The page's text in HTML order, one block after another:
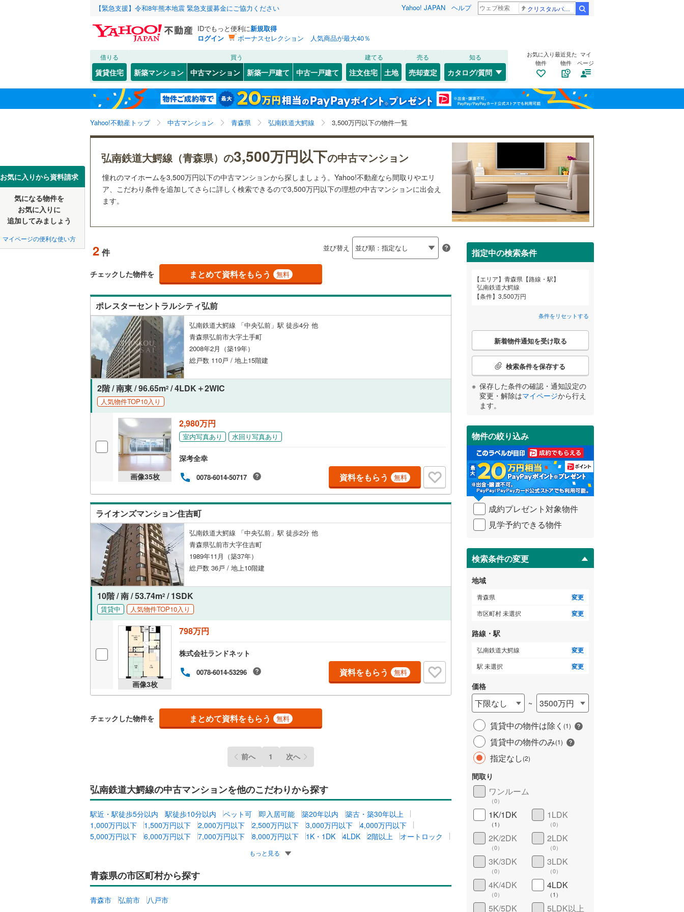
【緊急支援】令和8年熊本地震 緊急支援募金にご協力ください Yahoo! JAPAN ヘルプ クリスタルパレス 冨安健洋
IDでもっと便利に新規取得
ログイン
ボーナスセレクション 人気商品が最大40％
借りる
賃貸住宅
買う
新築マンション 中古マンション 新築一戸建て 中古一戸建て
建てる
注文住宅 土地
売る
売却査定
知る
カタログ/質問
お気に入り
物件
最近見た
物件
マイ
ページ
Yahoo!不動産トップ 中古マンション 青森県 弘南鉄道大鰐線 3,500万円以下の物件一覧
お気に入りから資料請求
気になる物件を
お気に入りに
追加してみましょう
マイページの便利な使い方
弘南鉄道大鰐線（青森県）の3,500万円以下の中古マンション
憧れのマイホームを3,500万円以下の中古マンションから探しましょう。Yahoo!不動産なら間取りやエリ
ア、こだわり条件を追加してさらに詳しく検索できるので3,500万円以下の理想の中古マンションに出会え
ます。
2 件 並び替え
チェックした物件を まとめて資料をもらう 無料
ポレスターセントラルシティ弘前
弘南鉄道大鰐線 「中央弘前」駅 徒歩4分 他
青森県弘前市大字土手町
2008年2月（築19年）
総戸数 110戸 / 地上15階建
2階 / 南東 / 96.65m2 / 4LDK＋2WIC
人気物件TOP10入り
画像35枚
2,980万円
室内写真あり 水回り写真あり
深考全幸
0078-6014-50717 資料をもらう 無料
ライオンズマンション住吉町
弘南鉄道大鰐線 「中央弘前」駅 徒歩2分 他
青森県弘前市大字住吉町
1989年11月（築37年）
総戸数 36戸 / 地上10階建
10階 / 南 / 53.74m2 / 1SDK
賃貸中 人気物件TOP10入り
画像3枚
798万円
株式会社ランドネット
0078-6014-53296 資料をもらう 無料
チェックした物件を まとめて資料をもらう 無料
前へ 1 次へ
弘南鉄道大鰐線の中古マンションを他のこだわりから探す
駅近・駅徒歩5分以内 駅徒歩10分以内 ペット可 即入居可能 築20年以内
築古・築30年以上
1,000万円以下
1,500万円以下 2,000万円以下 2,500万円以下 3,000万円以下
4,000万円以下
5,000万円以下
6,000万円以下 7,000万円以下 8,000万円以下 1K・1DK 4LDK 2階以上 オートロック
もっと見る
青森県の市区町村から探す
青森市 弘前市 八戸市
指定中の検索条件
エリア
青森県【路線・駅】
弘南鉄道大鰐線
条件
3,500万円
条件をリセットする
こ
検
条
件
受
け
取
る
・
条
件
を
イ
ペ
ジ
に
保
存
す
る
新着物件通知を受け取る
検索条件を保存する
保存した条件の確認・通知設定の
変更・解除はマイページから行え
ます。
物件の絞り込み
成約プレゼント対象物件
見学予約できる物件
検索条件の変更
地域
青森県 変更
市区町村 未選択 変更
路線・駅
弘南鉄道大鰐線 変更
駅 未選択 変更
価格
下限なし ~
3500万円
賃貸中の物件は除く (1)
賃貸中の物件のみ(1)
指定なし(2)
間取り
ワンルーム
（0）
1K/1DK
（1 ）
1LDK
（0）
2K/2DK
（0）
2LDK
（0）
3K/3DK
（0）
3LDK
（0）
4K/4DK
（0）
4LDK
（1 ）
5K/5DK 5LDK以上
北海道 北海道
東北 青森 岩手 宮城 秋田 山形 福島
関東 東京 神奈川 埼玉 千葉 茨城
富山
東海 愛知 岐阜 静岡 三重
近畿 和歌山
中国 鳥取 島根 岡山 広島 山口
高知
福岡 佐賀 長崎 鹿児島
該当物件0件 条件をリセットする
青森市(6) 弘前市(3) 八戸市(3)
黒石市(0) 五所川原市(0) 十和田市(0)
三沢市
(0 むつ市 (0)
東津軽郡蓬田村
東津軽郡外ヶ浜町 ( 西津軽郡鰺ヶ沢町(0)
西津軽郡深浦町(0) 中津軽郡西目屋村(0 ) 南津軽郡藤崎町(0)
北津軽郡板柳町(0)
北津軽郡鶴田町(0) 北津軽郡中泊町(0) 上北郡野辺地町(0)
上北郡六戸町 (0) 上北郡横浜町(0)
上北郡東北町(0) 上北郡おいらせ町(0)
下北郡大間町(0) 下北郡風間浦村(0)
下北郡佐井村
三戸郡五戸町( 0
三戸郡田子町 (0)
三戸郡新郷村(0)
該当物件0件 条件をリセットする
該当物件0件 条件をリセットする
JR 八戸線(3) 大湊線(0) 奥羽本線(6
五能線(0) 津軽線(4) 北海道新幹線
東北新幹線(0 )
弘南鉄道弘南線
2)
該当物件0件 条件をリセットする
(0) (0) 石川プール前
(0
(0) (0) (0) (0) (0) (0) (0) (0)
該当物件0件 条件をリセットする
こだわり条件 リフォーム、リノベーション
リノベーション・リフォーム
（0）
築古・築30年以上（1）
共用設備
）
トランクルーム
エレベーター（ ） バイク置き場（2）
駐車場空きあり（近隣を含む）
オートロック（2） 防犯カメラ（1）
管理・管理規約
24時間有人管理（0）
配置、向き、建ち方、日当たり
2階以上（2）
階下に住戸なし（1）
構造・規模・施工・品質・工法関連
制震構造 （0）
大規模（総戸数200以上）
低層マンション（4階建て以
下）（ 0 ）
立地
小学校まで1km以内（1）
共用施設
コンシェルジュサービス（0） キッズルーム（0） ゲストルーム（0）
設備
床暖房（1）
（1）
バリアフリー住宅
LD
（0）
キッチン
浴室
浴室乾燥機あり（1）
ルーフバルコニー（0） ワイドバルコニー
収納
ウォークインクローゼット
販売、価格、契約、入居関連など
該当物件0件 条件をリセットする
検索条件を保存しました
この検索条件の新着物件通知は、 マイページから設定できます。
保存した条件を見る
青森県、弘南鉄道大鰐線、3,500万円
検索条件を保存する
マイページ
閉じる お気に入りリストを見る
閉じる
閉じる お気に入りリストを見る
閉じる